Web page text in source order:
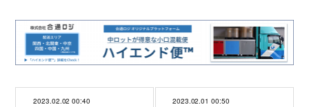
2023.02.02 00:40 2023.02.01 00:50